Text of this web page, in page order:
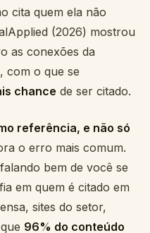
cita quem ela não
(2026) mostrou
as conexões da
com o que se
chance de ser citado.
referência, e não só
o erro mais comum.
bem de você se
em quem é citado em
sites do setor,
96% do conteúdo